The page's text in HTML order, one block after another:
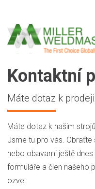
Kontaktní
Máte dotaz k
Máte dotaz k našim
Jsme tu pro vás.
nebo obavami ještě
formuláře a člen našeho
ozve.